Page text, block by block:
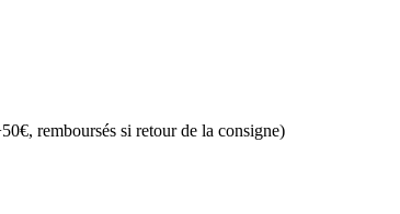
remboursés si retour de la consigne)